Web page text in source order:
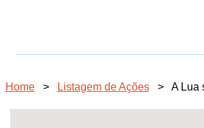
Home > Listagem de Ações > A Lua